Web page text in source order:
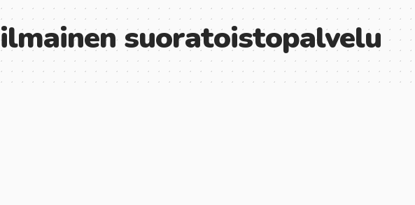
ilmainen suoratoistopalvelu